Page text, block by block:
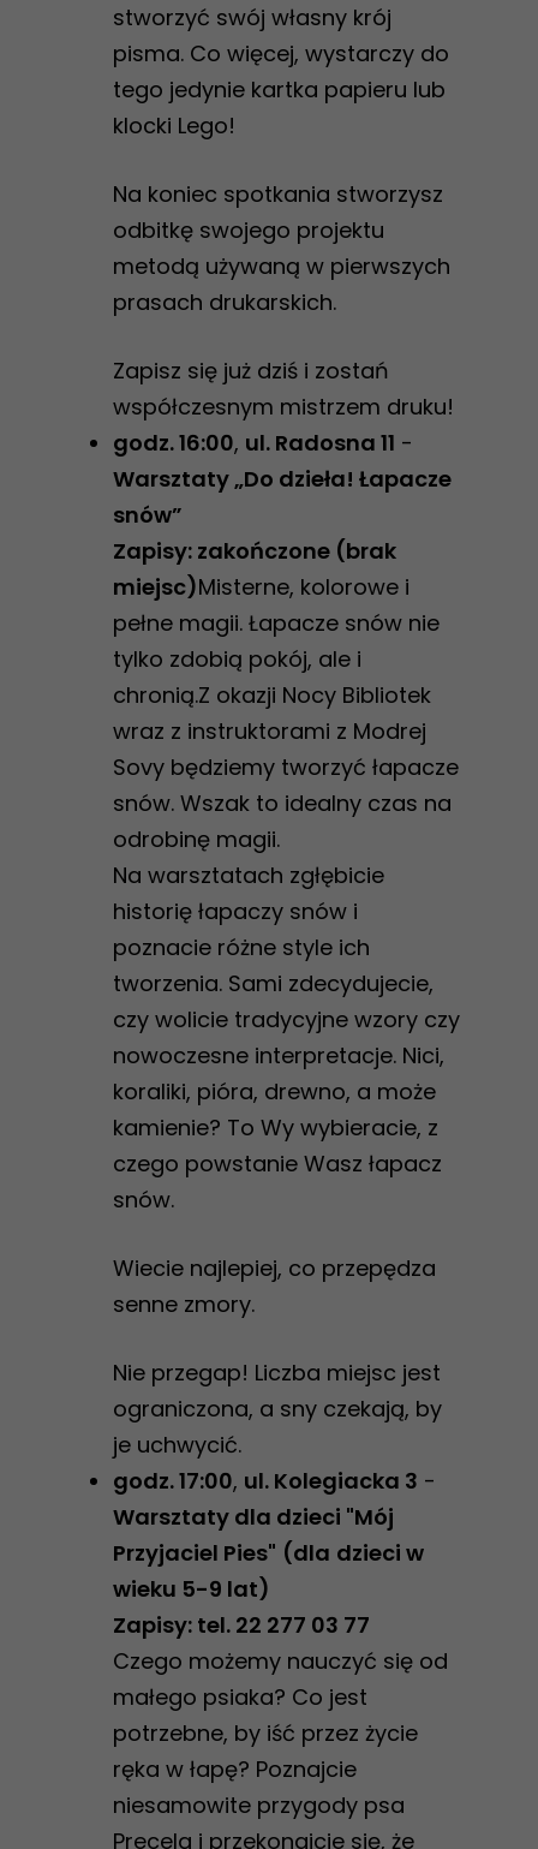
stworzyć swój własny krój
pisma. Co więcej, wystarczy do
tego jedynie kartka papieru lub
klocki Lego!
Na koniec spotkania stworzysz
odbitkę swojego projektu
metodą używaną w pierwszych
prasach drukarskich.
Zapisz się już dziś i zostań
współczesnym mistrzem druku!
godz. 16:00, ul. Radosna 11 -
Warsztaty „Do dzieła! Łapacze
snów”
Zapisy: zakończone (brak
miejsc)Misterne, kolorowe i
pełne magii. Łapacze snów nie
tylko zdobią pokój, ale i
chronią.Z okazji Nocy Bibliotek
wraz z instruktorami z Modrej
Sovy będziemy tworzyć łapacze
snów. Wszak to idealny czas na
odrobinę magii.
Na warsztatach zgłębicie
historię łapaczy snów i
poznacie różne style ich
tworzenia. Sami zdecydujecie,
czy wolicie tradycyjne wzory czy
nowoczesne interpretacje. Nici,
koraliki, pióra, drewno, a może
kamienie? To Wy wybieracie, z
czego powstanie Wasz łapacz
snów.
Wiecie najlepiej, co przepędza
senne zmory.
Nie przegap! Liczba miejsc jest
ograniczona, a sny czekają, by
je uchwycić.
godz. 17:00, ul. Kolegiacka 3 -
Warsztaty dla dzieci "Mój
Przyjaciel Pies" (dla dzieci w
wieku 5-9 lat)
Zapisy: tel. 22 277 03 77
Czego możemy nauczyć się od
małego psiaka? Co jest
potrzebne, by iść przez życie
ręka w łapę? Poznajcie
niesamowite przygody psa
Precela i przekonajcie się, że